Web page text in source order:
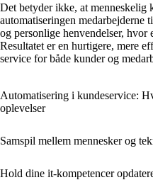
Det betyder ikke, at
automatiseringen medarbejderne
og personlige henvendelser, hvor
Resultatet er en hurtigere, mere
service for både kunder og
Automatisering i kundeservice:
oplevelser
Samspil mellem mennesker og
Hold dine it-kompetencer